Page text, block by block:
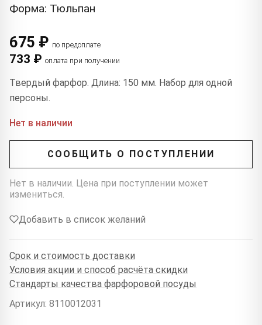
Форма: Тюльпан
675 ₽ по предоплате
733 ₽ оплата при получении
Твердый фарфор. Длина: 150 мм. Набор для одной
персоны.
Нет в наличии
СООБЩИТЬ О ПОСТУПЛЕНИИ
Нет в наличии. Цена при поступлении может
измениться.
Добавить в список желаний
Срок и стоимость доставки
Условия акции и способ расчёта скидки
Стандарты качества фарфоровой посуды
Артикул: 8110012031